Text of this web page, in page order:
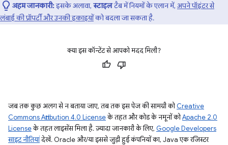
अहम जानकारी:इसके अलावा, स्टाइलटैब में नियमों के एलान में, अपने पॉइंटर से
लंबाई की प्रॉपर्टी और उनकी इकाइयोंको बदला जा सकता है.
क्या इस कॉन्टेंट से आपको मदद मिली?
जब तक कुछ अलग से न बताया जाए, तब तक इस पेज की सामग्री कोCreative
Commons Attribution 4.0 Licenseके तहत और कोड के नमूनों कोApache 2.0
Licenseके तहत लाइसेंस मिला है. ज़्यादा जानकारी के लिए, Google Developers
साइट नीतियांदेखें. Oracle और/या इससे जुड़ी हुई कंपनियों का, Java एक रजिस्टर